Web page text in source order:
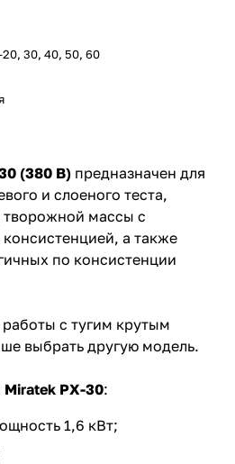
30, 40, 50, 60
(380 В) предназначен для
и слоеного теста,
творожной массы с
а также
по консистенции
с тугим крутым
выбрать другую модель.
Miratek PX-30:
1,6 кВт;